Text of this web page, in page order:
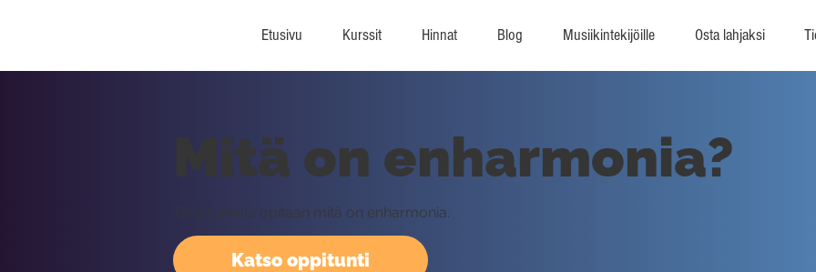
Etusivu Kurssit Hinnat Blog Musiikintekijöille Osta lahjaksi
Katso oppitunti
Mitä on enharmonia?
Tällä tunnilla opitaan mitä on enharmonia.